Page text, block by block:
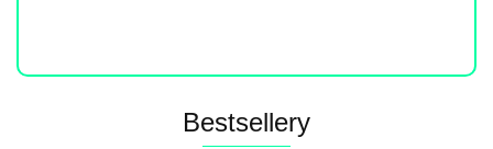
Bestsellery